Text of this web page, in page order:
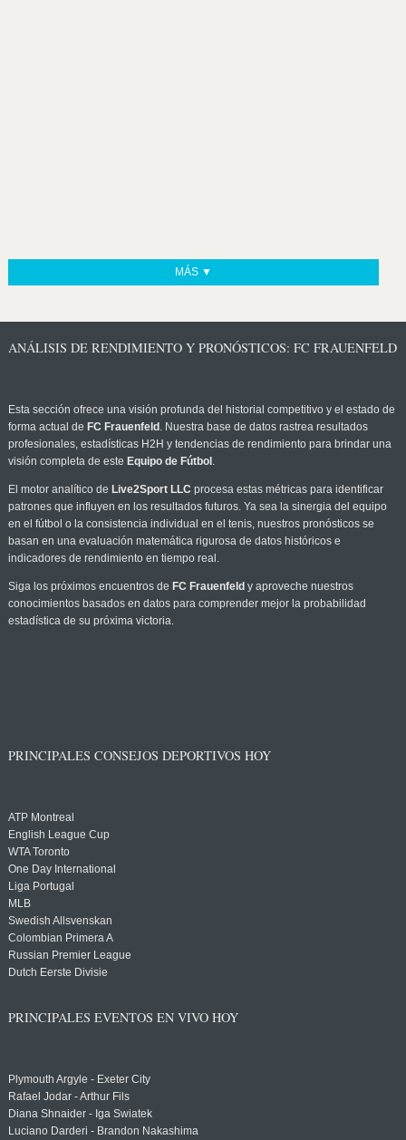
MÁS ▼
ANÁLISIS DE RENDIMIENTO Y PRONÓSTICOS: FC FRAUENFELD
Esta sección ofrece una visión profunda del historial competitivo y el estado de
forma actual de FC Frauenfeld . Nuestra base de datos rastrea resultados
profesionales, estadísticas H2H y tendencias de rendimiento para brindar una
visión completa de este Equipo de Fútbol .
El motor analítico de Live2Sport LLC procesa estas métricas para identificar
patrones que influyen en los resultados futuros. Ya sea la sinergia del equipo
en el fútbol o la consistencia individual en el tenis, nuestros pronósticos se
basan en una evaluación matemática rigurosa de datos históricos e
indicadores de rendimiento en tiempo real.
Siga los próximos encuentros de FC Frauenfeld y aproveche nuestros
conocimientos basados en datos para comprender mejor la probabilidad
estadística de su próxima victoria.
PRINCIPALES CONSEJOS DEPORTIVOS HOY
ATP Montreal
English League Cup
WTA Toronto
One Day International
Liga Portugal
MLB
Swedish Allsvenskan
Colombian Primera A
Russian Premier League
Dutch Eerste Divisie
PRINCIPALES EVENTOS EN VIVO HOY
Plymouth Argyle - Exeter City
Rafael Jodar - Arthur Fils
Diana Shnaider - Iga Swiatek
Luciano Darderi - Brandon Nakashima